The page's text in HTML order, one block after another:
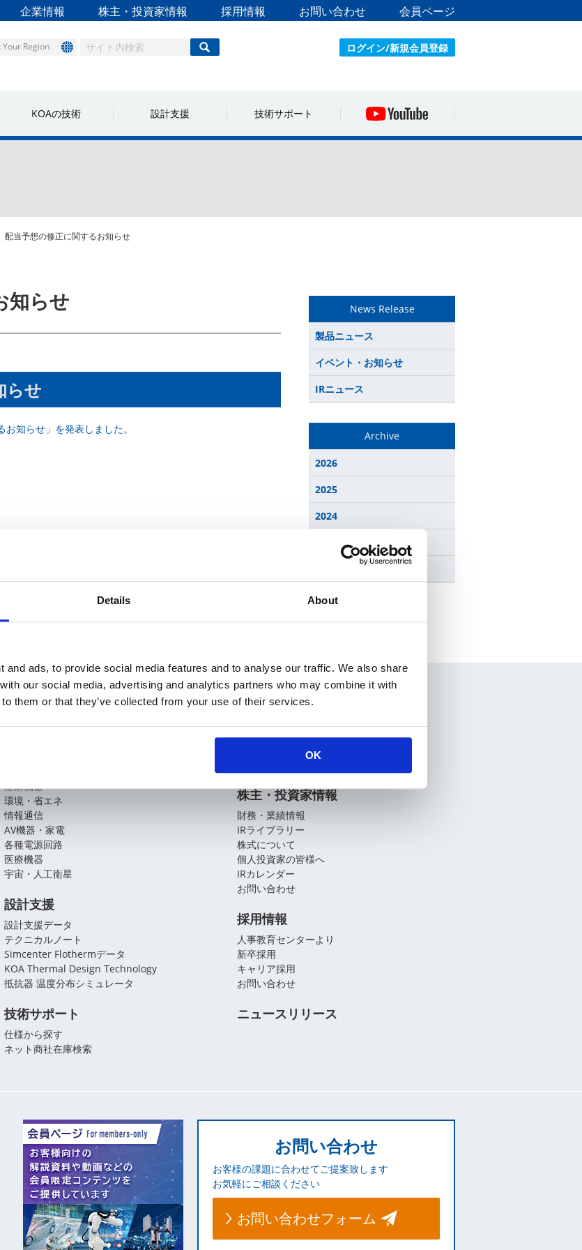
Details About
and ads, to provide social media features and to analyse our traffic. We also share
our social media, advertising and analytics partners who may combine it with
them or that they’ve collected from your use of their services.
OK
企業情報 株主・投資家情報 採用情報 お問い合わせ 会員ページ
ログイン/新規会員登録
Your Region
KOAの技術 設計支援 技術サポート
配当予想の修正に関するお知らせ
知らせ
らせ
知らせ」を発表しました。
News Release
製品ニュース
イベント・お知らせ
IRニュース
Archive
2026
2025
2024
KOAの技術
産業機器
環境・省エネ
情報通信
AV機器・家電
各種電源回路
医療機器
宇宙・人工衛星
設計支援
設計支援データ
テクニカルノート
Simcenter Flothermデータ
KOA Thermal Design Technology
抵抗器 温度分布シミュレータ
技術サポート
仕様から探す
ネット商社在庫検索
企業情報
役員紹介
株主・投資家情報
財務・業績情報
IRライブラリー
株式について
個人投資家の皆様へ
IRカレンダー
お問い合わせ
採用情報
人事教育センターより
新卒採用
キャリア採用
お問い合わせ
ニュースリリース
お問い合わせ
お客様の課題に合わせてご提案致します
お気軽にご相談ください
お問い合わせフォーム